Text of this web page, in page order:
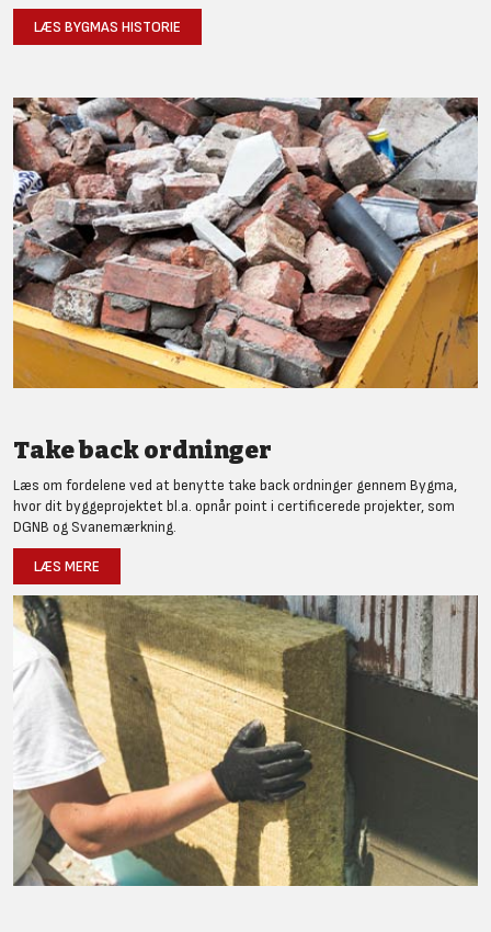
LÆS BYGMAS HISTORIE
Take back ordninger
Læs om fordelene ved at benytte take back ordninger gennem Bygma,
hvor dit byggeprojektet bl.a. opnår point i certificerede projekter, som
DGNB og Svanemærkning.
LÆS MERE